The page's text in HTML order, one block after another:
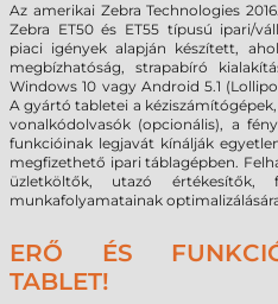
Az amerikai Zebra Technologies
Zebra ET50 és ET55 típusú ipari/
piaci igények alapján készített,
megbízhatóság, strapabíró
Windows 10 vagy Android 5.1
A gyártó tabletei a
vonalkódolvasók (opcionális), a
funkcióinak legjavát kínálják
megfizethető ipari táblagépben.
üzletköltők, utazó
munkafolyamatainak
ERŐ ÉS
TABLET!